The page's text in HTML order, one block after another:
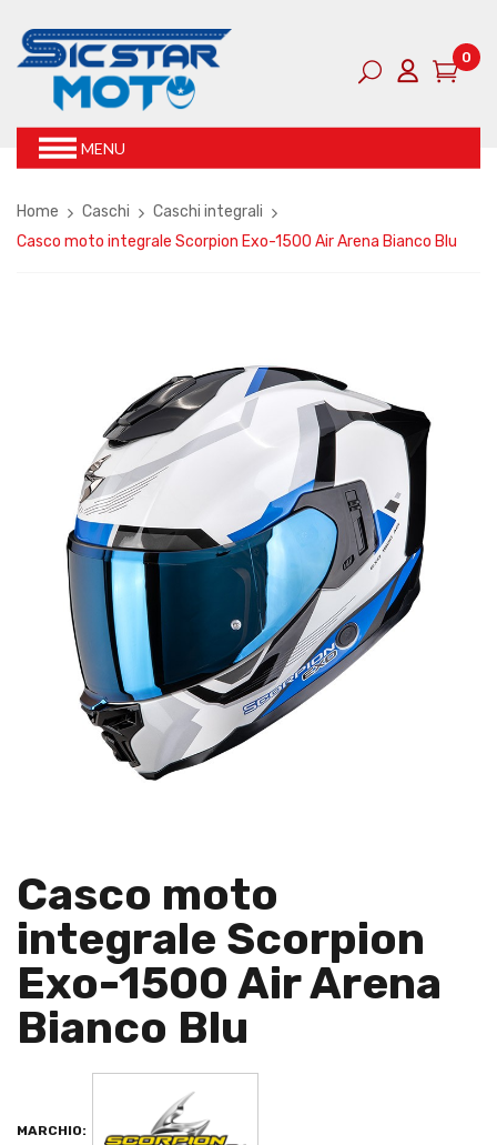
0
MENU
Home Caschi
Caschi integrali
Casco moto integrale Scorpion Exo-1500 Air Arena Bianco Blu
Casco moto
integrale Scorpion
Exo-1500 Air Arena
Bianco Blu
MARCHIO: